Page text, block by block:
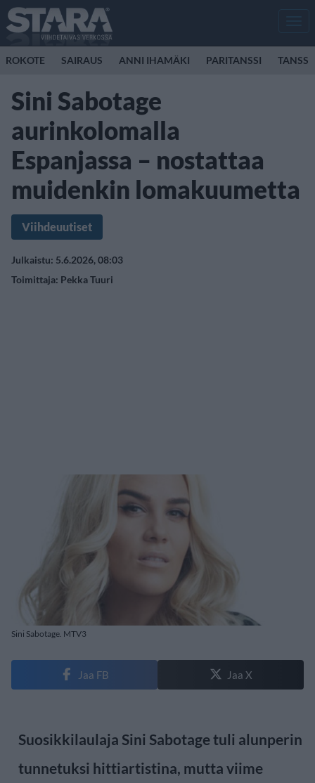
ROKOTE SAIRAUS ANNI IHAMÄKI PARITANSSI TANSSI
Sini Sabotage
aurinkolomalla
Espanjassa – nostattaa
muidenkin lomakuumetta
Viihdeuutiset
Julkaistu: 5.6.2026, 08:03
Toimittaja: Pekka Tuuri
Sini Sabotage. MTV3
Jaa FB Jaa X
Suosikkilaulaja Sini Sabotage tuli alunperin
tunnetuksi hittiartistina, mutta viime